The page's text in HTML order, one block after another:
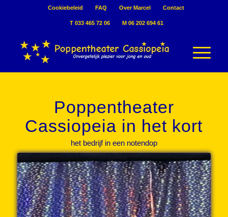
Cookiebeleid FAQ Over Marcel Contact
T 033 465 72 06 M 06 202 694 61
Poppentheater
Cassiopeia in het kort
het bedrijf in een notendop